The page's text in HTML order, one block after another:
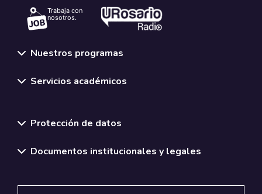
Trabaja con
nosotros.
Nuestros programas
Servicios académicos
Protección de datos
Documentos institucionales y legales